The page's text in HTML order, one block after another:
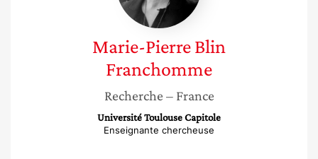
Marie-PierreBlin
Franchomme
Recherche – France
Université Toulouse Capitole
Enseignante chercheuse